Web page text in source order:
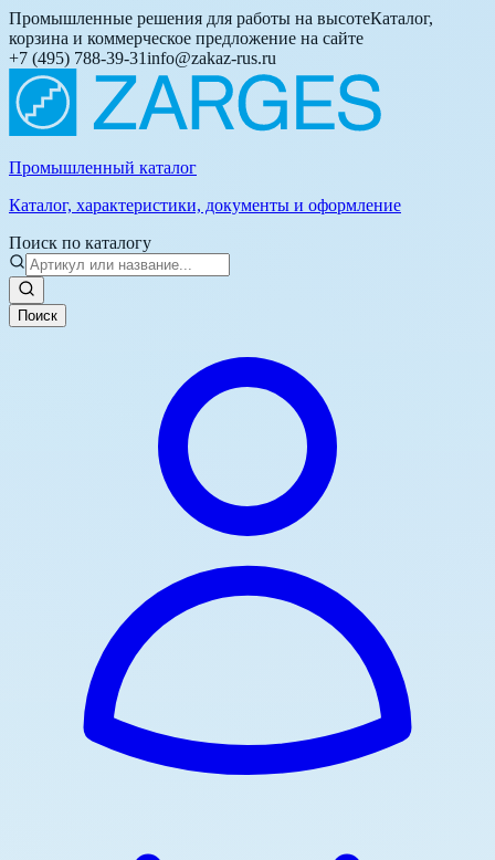
Промышленные решения для работы на высотеКаталог,
корзина и коммерческое предложение на сайте
+7 (495) 788-39-31info@zakaz-rus.ru
Промышленный каталог
Каталог, характеристики, документы и оформление
Поиск по каталогу
Поиск